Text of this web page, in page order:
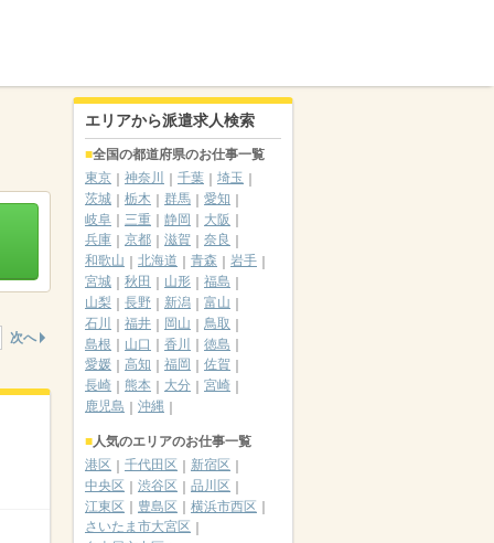
次へ
エリアから派遣求人検索
全国の都道府県のお仕事一覧
東京
神奈川 千葉
埼玉
茨城
栃木 群馬
愛知
岐阜
三重 静岡
大阪
兵庫
京都 滋賀
奈良
和歌山
北海道 青森
岩手
宮城
秋田 山形
福島
山梨
長野 新潟
富山
石川
福井 岡山
鳥取
島根
山口 香川
徳島
愛媛
高知 福岡
佐賀
長崎
熊本 大分
宮崎
鹿児島
沖縄
人気のエリアのお仕事一覧
港区
千代田区
新宿区
中央区
渋谷区
品川区
江東区
豊島区
横浜市西区
さいたま市大宮区